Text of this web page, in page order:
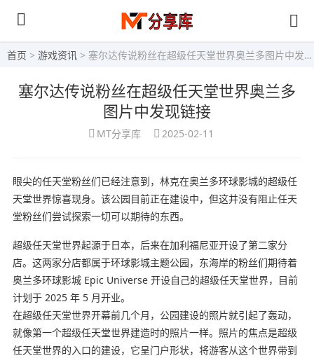
首页 > 游戏资讯 > 塞尔达传说粉丝在超级任天堂世界奥兰多图片中发现链接
塞尔达传说粉丝在超级任天堂世界奥兰多
图片中发现链接
MT分享库 2025-02-11
眼尖的任天堂粉丝们已经注意到，林克在奥兰多环球影城的超级任
天堂世界惊喜现身。该公园目前正在建设中，但这并没有阻止任天
堂粉丝们尝试探索一切可以期待的东西。
超级任天堂世界起源于日本，后来在加利福尼亚开设了第二家分
店。这两家分店都属于环球影城主题公园，东海岸的粉丝们期待着
奥兰多环球影城 Epic Universe 开设自己的超级任天堂世界，目前
计划于 2025 年 5 月开业。
在超级任天堂世界开幕前几个月，公园建设的照片就引起了轰动，
就像第一个超级任天堂世界建造时的照片一样。照片的焦点是超级
任天堂世界的入口的建设，它呈门户形状，将游客从这个世界带到